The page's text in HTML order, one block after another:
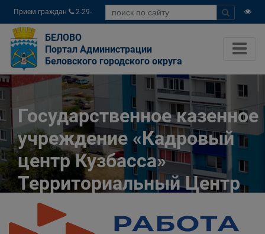
Прием граждан
2-29-
04
БЕЛОВО
Портал Администрации
Беловского городского округа
Государственное казенное
учреждение «Кадровый
центр Кузбасса»
Территориальный Центр
занятости населения
города Белово